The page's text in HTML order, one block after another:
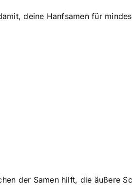
deine Hanfsamen für
der Samen hilft, die äußere